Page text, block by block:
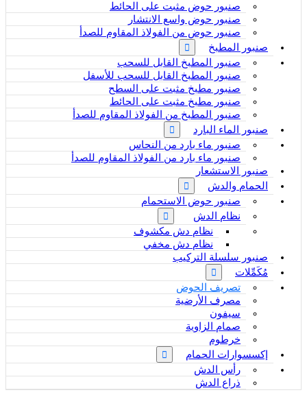
صنبور حوض مثبت على الحائط
صنبور حوض واسع الانتشار
صنبور حوض من الفولاذ المقاوم للصدأ
صنبور المطبخ
صنبور المطبخ القابل للسحب
صنبور المطبخ القابل للسحب للأسفل
صنبور مطبخ مثبت على السطح
صنبور مطبخ مثبت على الحائط
صنبور المطبخ من الفولاذ المقاوم للصدأ
صنبور الماء البارد
صنبور ماء بارد من النحاس
صنبور ماء بارد من الفولاذ المقاوم للصدأ
صنبور الاستشعار
الحمام والدش
صنبور حوض الاستحمام
نظام الدش
نظام دش مكشوف
نظام دش مخفي
صنبور سلسلة التركيب
مُكَمِّلات
تصريف الحوض
مصرف الأرضية
سيفون
صمام الزاوية
خرطوم
إكسسوارات الحمام
رأس الدش
ذراع الدش